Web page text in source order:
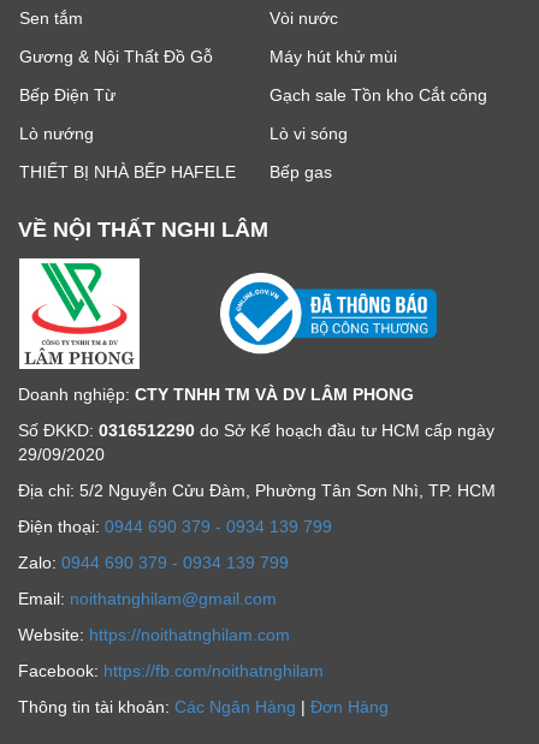
Sen tắm
Vòi nước
Gương & Nội Thất Đồ Gỗ
Máy hút khử mùi
Bếp Điện Từ
Gạch sale Tồn kho Cắt công
Lò nướng
Lò vi sóng
THIẾT BỊ NHÀ BẾP HAFELE
Bếp gas
VỀ NỘI THẤT NGHI LÂM
Doanh nghiệp: CTY TNHH TM VÀ DV LÂM PHONG
Số ĐKKD: 0316512290 do Sở Kế hoạch đầu tư HCM cấp ngày
29/09/2020
Địa chỉ: 5/2 Nguyễn Cửu Đàm, Phường Tân Sơn Nhì, TP. HCM
Ðiện thoại: 0944 690 379 - 0934 139 799
Zalo: 0944 690 379 - 0934 139 799
Email: noithatnghilam@gmail.com
Website: https://noithatnghilam.com
Facebook: https://fb.com/noithatnghilam
Thông tin tài khoản: Các Ngân Hàng | Đơn Hàng